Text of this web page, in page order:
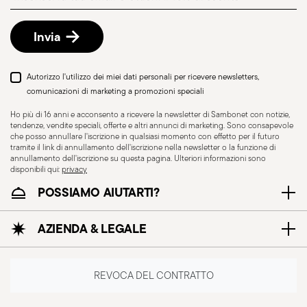
Resistente al lavaggio
Reso gratuito entro 30 giornidalla data di
spedizione/fatturazione seguendo la procedura
indicata nella pagina
Invia
Autorizzo l'utilizzo dei miei dati personali per ricevere newsletters,
comunicazioni di marketing a promozioni speciali
Ho più di 16 anni e acconsento a ricevere la newsletter di Sambonet con notizie,
tendenze, vendite speciali, offerte e altri annunci di marketing. Sono consapevole
che posso annullare l'iscrizione in qualsiasi momento con effetto per il futuro
tramite il link di annullamento dell'iscrizione nella newsletter o la funzione di
annullamento dell'iscrizione su questa pagina. Ulteriori informazioni sono
disponibili qui:privacy
POSSIAMO AIUTARTI?
AZIENDA & LEGALE
REVOCA DEL CONTRATTO